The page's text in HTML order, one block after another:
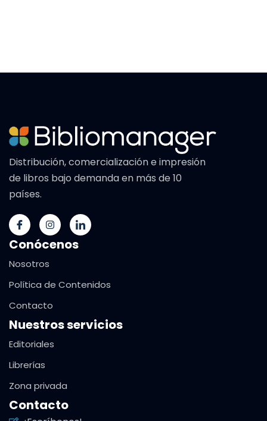
Distribución, comercialización e impresión
de libros bajo demanda en más de 10
países.
Conócenos
Nosotros
Política de Contenidos
Contacto
Nuestros servicios
Editoriales
Librerías
Zona privada
Contacto